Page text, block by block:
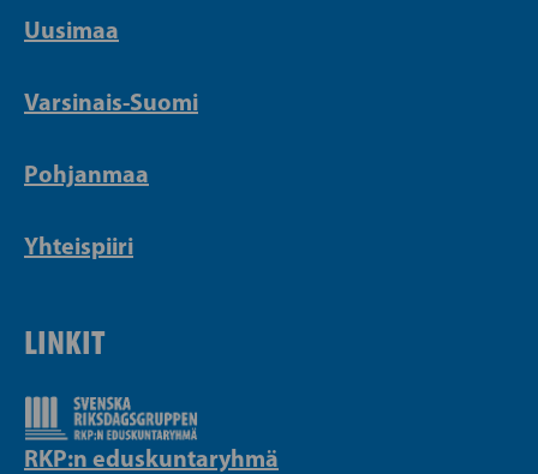
Uusimaa
Varsinais-Suomi
Pohjanmaa
Yhteispiiri
LINKIT
RKP:n eduskuntaryhmä